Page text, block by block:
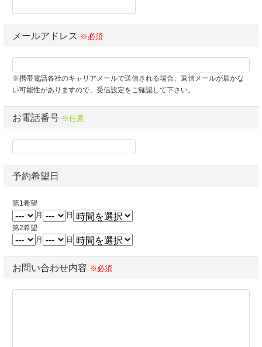
メールアドレス ※必須
※携帯電話各社のキャリアメールで送信される場合、返信メールが届かな
い可能性がありますので、受信設定をご確認して下さい。
お電話番号 ※任意
予約希望日
第1希望
月
日
第2希望
月
日
お問い合わせ内容 ※必須